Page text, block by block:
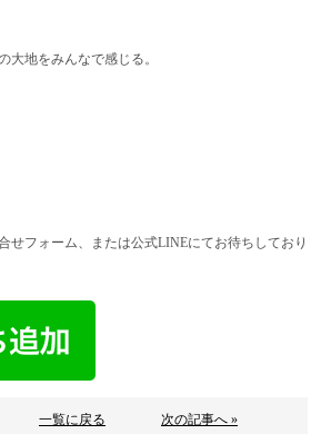
大地をみんなで感じる。
せフォーム、または公式LINEにてお待ちしており
一覧に戻る 次の記事へ »